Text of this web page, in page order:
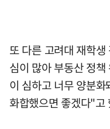
또 다른 고려대 재학
심이 많아 부동산 정
이 심하고 너무 양분
화합했으면 좋겠다"고